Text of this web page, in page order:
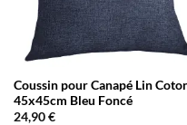
Coussin pour Canapé Lin
45x45cm Bleu Foncé
24,90€